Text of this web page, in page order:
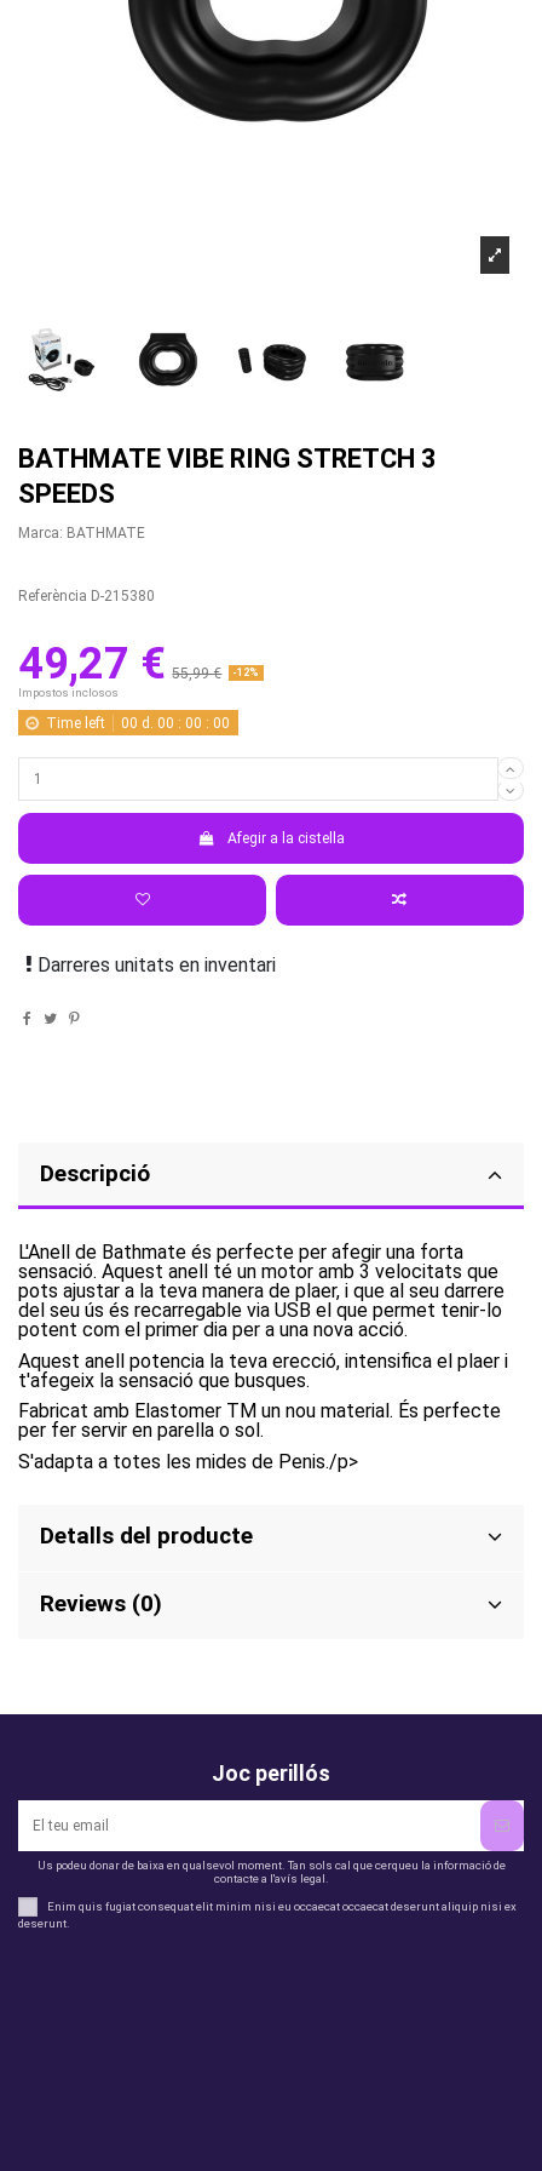
BATHMATE VIBE RING STRETCH 3
SPEEDS
Marca: BATHMATE
Referència D-215380
49,27 € 55,99 € -12%
Impostos inclosos
Time left 00 d. 00 :00 :00
Afegir a la cistella
Darreres unitats en inventari
Descripció
L'Anell de Bathmate és perfecte per afegir una forta
sensació. Aquest anell té un motor amb 3 velocitats que
pots ajustar a la teva manera de plaer, i que al seu darrere
del seu ús és recarregable via USB el que permet tenir-lo
potent com el primer dia per a una nova acció.
Aquest anell potencia la teva erecció, intensifica el plaer i
t'afegeix la sensació que busques.
Fabricat amb Elastomer TM un nou material. És perfecte
per fer servir en parella o sol.
S'adapta a totes les mides de Penis./p>
Detalls del producte
Reviews (0)
Joc perillós
Us podeu donar de baixa en qualsevol moment. Tan sols cal que cerqueu la informació de
contacte a l'avís legal.
Enim quis fugiat consequat elit minim nisi eu occaecat occaecat deserunt aliquip nisi ex
deserunt.